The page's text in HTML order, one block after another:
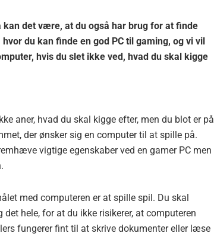
kan det være, at du også har brug for at finde
du kan finde en god PC til gaming, og vi vil
hvis du slet ikke ved, hvad du skal kigge
aner, hvad du skal kigge efter, men du blot er på
der ønsker sig en computer til at spille på.
vigtige egenskaber ved en gamer PC men
med computeren er at spille spil. Du skal
hele, for at du ikke risikerer, at computeren
fungerer fint til at skrive dokumenter eller læse